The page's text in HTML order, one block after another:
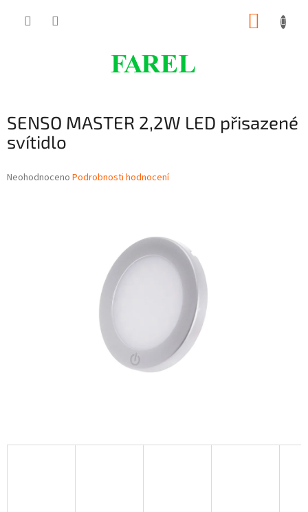
SENSO MASTER 2,2W LED přisazené
svítidlo
Průměrné
Neohodnoceno Podrobnosti hodnocení